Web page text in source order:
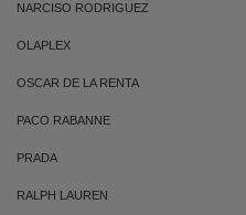
NARCISO RODRIGUEZ
OLAPLEX
OSCAR DE LA RENTA
PACO RABANNE
PRADA
RALPH LAUREN